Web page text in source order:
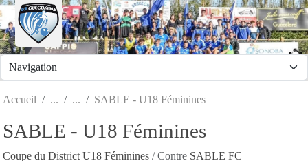
Accueil SABLE - U18 Féminines
SABLE - U18 Féminines
Coupe du District U18 Féminines / Contre SABLE FC
Panneau de gestion des cookies